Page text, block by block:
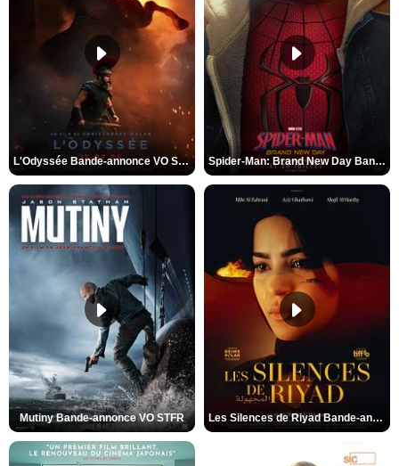
L'Odyssée Bande-annonce VO STFR Spider-Man: Brand New Day Bande-annonce VO STFR
Mutiny Bande-annonce VO STFR Les Silences de Riyad Bande-annonce VO STFR